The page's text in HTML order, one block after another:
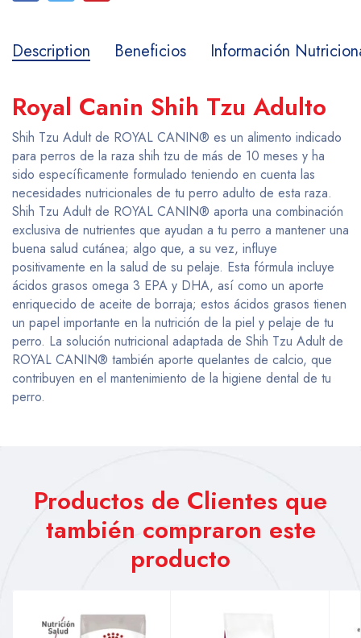
Description Beneficios Información
Royal Canin Shih Tzu Adulto
Shih Tzu Adult de ROYAL CANIN® es un alimento indicado
para perros de la raza shih tzu de más de 10 meses y ha
sido específicamente formulado teniendo en cuenta las
necesidades nutricionales de tu perro adulto de esta raza.
Shih Tzu Adult de ROYAL CANIN® aporta una combinación
exclusiva de nutrientes que ayudan a tu perro a mantener una
buena salud cutánea; algo que, a su vez, influye
positivamente en la salud de su pelaje. Esta fórmula incluye
ácidos grasos omega 3 EPA y DHA, así como un aporte
enriquecido de aceite de borraja; estos ácidos grasos tienen
un papel importante en la nutrición de la piel y pelaje de tu
perro. La solución nutricional adaptada de Shih Tzu Adult de
ROYAL CANIN® también aporte quelantes de calcio, que
contribuyen en el mantenimiento de la higiene dental de tu
perro.
Productos de Clientes que
también compraron este
producto